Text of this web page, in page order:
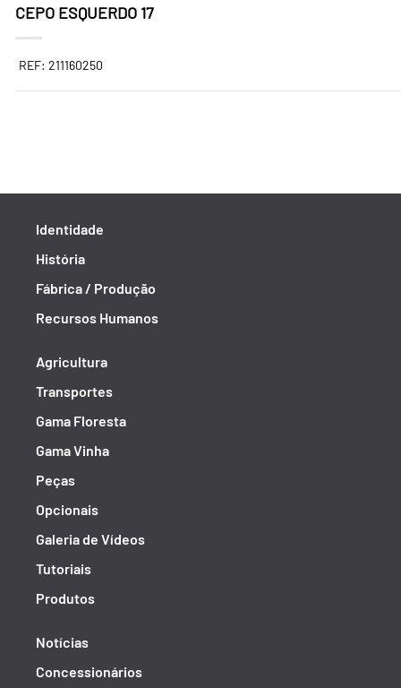
CEPO ESQUERDO 17
REF: 211160250
Identidade
História
Fábrica / Produção
Recursos Humanos
Agricultura
Transportes
Gama Floresta
Gama Vinha
Peças
Opcionais
Galeria de Vídeos
Tutoriais
Produtos
Notícias
Concessionários